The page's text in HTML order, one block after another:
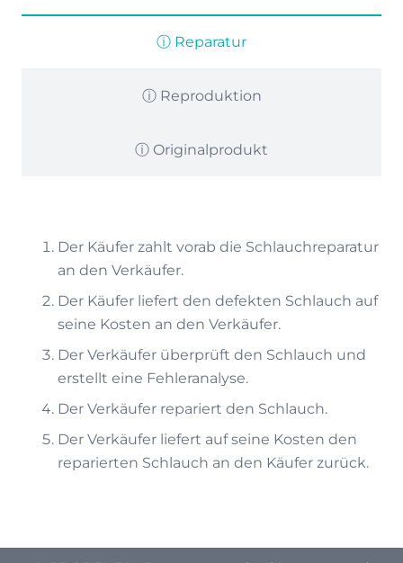
ⓘ Reparatur
ⓘ Reproduktion
ⓘ Originalprodukt
Der Käufer zahlt vorab die Schlauchreparatur
an den Verkäufer.
Der Käufer liefert den defekten Schlauch auf
seine Kosten an den Verkäufer.
Der Verkäufer überprüft den Schlauch und
erstellt eine Fehleranalyse.
Der Verkäufer repariert den Schlauch.
Der Verkäufer liefert auf seine Kosten den
reparierten Schlauch an den Käufer zurück.